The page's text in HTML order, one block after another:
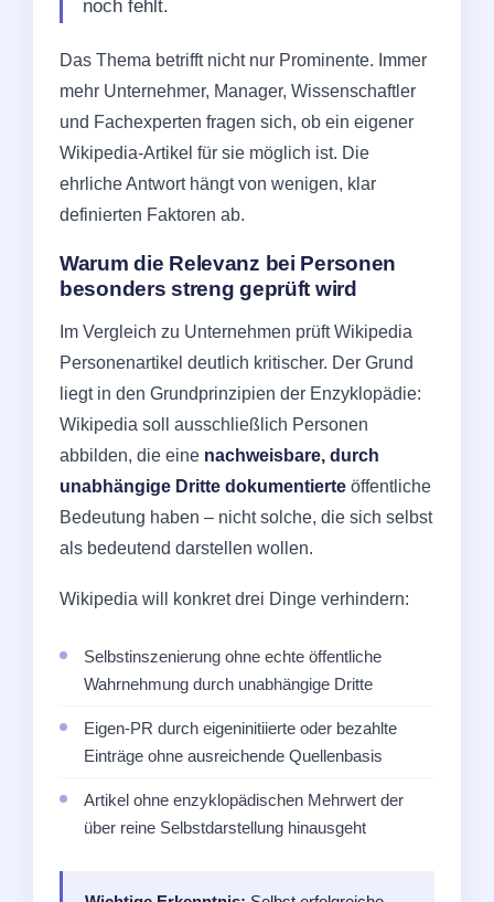
noch fehlt.
Das Thema betrifft nicht nur Prominente. Immer
mehr Unternehmer, Manager, Wissenschaftler
und Fachexperten fragen sich, ob ein eigener
Wikipedia-Artikel für sie möglich ist. Die
ehrliche Antwort hängt von wenigen, klar
definierten Faktoren ab.
Warum die Relevanz bei Personen
besonders streng geprüft wird
Im Vergleich zu Unternehmen prüft Wikipedia
Personenartikel deutlich kritischer. Der Grund
liegt in den Grundprinzipien der Enzyklopädie:
Wikipedia soll ausschließlich Personen
abbilden, die eine nachweisbare, durch
unabhängige Dritte dokumentierte öffentliche
Bedeutung haben – nicht solche, die sich selbst
als bedeutend darstellen wollen.
Wikipedia will konkret drei Dinge verhindern:
Selbstinszenierung ohne echte öffentliche
Wahrnehmung durch unabhängige Dritte
Eigen-PR durch eigeninitiierte oder bezahlte
Einträge ohne ausreichende Quellenbasis
Artikel ohne enzyklopädischen Mehrwert der
über reine Selbstdarstellung hinausgeht